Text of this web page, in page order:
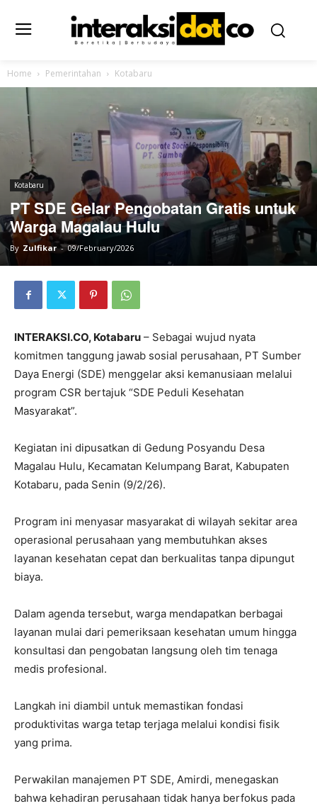
Home Pemerintahan Kotabaru
Kotabaru
PT SDE Gelar Pengobatan Gratis untuk
Warga Magalau Hulu
By Zulfikar - 09/February/2026
INTERAKSI.CO, Kotabaru – Sebagai wujud nyata
komitmen tanggung jawab sosial perusahaan, PT Sumber
Daya Energi (SDE) menggelar aksi kemanusiaan melalui
program CSR bertajuk “SDE Peduli Kesehatan
Masyarakat”.
Kegiatan ini dipusatkan di Gedung Posyandu Desa
Magalau Hulu, Kecamatan Kelumpang Barat, Kabupaten
Kotabaru, pada Senin (9/2/26).
Program ini menyasar masyarakat di wilayah sekitar area
operasional perusahaan yang membutuhkan akses
layanan kesehatan cepat dan berkualitas tanpa dipungut
biaya.
Dalam agenda tersebut, warga mendapatkan berbagai
layanan mulai dari pemeriksaan kesehatan umum hingga
konsultasi dan pengobatan langsung oleh tim tenaga
medis profesional.
Langkah ini diambil untuk memastikan fondasi
produktivitas warga tetap terjaga melalui kondisi fisik
yang prima.
Perwakilan manajemen PT SDE, Amirdi, menegaskan
bahwa kehadiran perusahaan tidak hanya berfokus pada